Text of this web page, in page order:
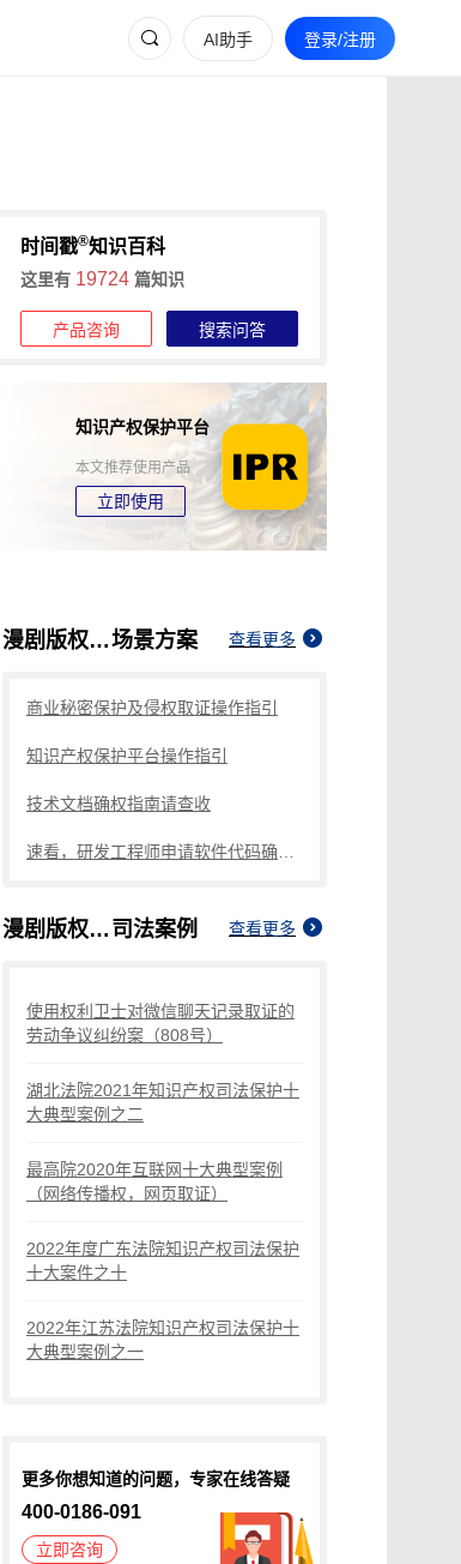
AI助手 登录/注册
时间戳®知识百科
这里有 19724 篇知识
产品咨询 搜索问答
知识产权保护平台
本文推荐使用产品
立即使用
漫剧版权认证收费标准是什么场景方案 查看更多
商业秘密保护及侵权取证操作指引
知识产权保护平台操作指引
技术文档确权指南请查收
漫剧版权认证收费标准是什么 司法案例 查看更多
使用权利卫士对微信聊天记录取证的
劳动争议纠纷案（808号）
湖北法院2021年知识产权司法保护十
大典型案例之二
最高院2020年互联网十大典型案例
（网络传播权，网页取证）
2022年度广东法院知识产权司法保护
十大案件之十
2022年江苏法院知识产权司法保护十
大典型案例之一
更多你想知道的问题，专家在线答疑
400-0186-091
立即咨询